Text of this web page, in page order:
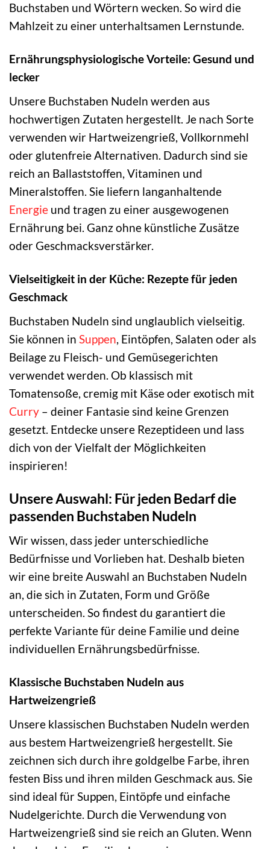
Buchstaben und Wörtern wecken. So wird die
Mahlzeit zu einer unterhaltsamen Lernstunde.
Ernährungsphysiologische Vorteile: Gesund und
lecker
Unsere Buchstaben Nudeln werden aus
hochwertigen Zutaten hergestellt. Je nach Sorte
verwenden wir Hartweizengrieß, Vollkornmehl
oder glutenfreie Alternativen. Dadurch sind sie
reich an Ballaststoffen, Vitaminen und
Mineralstoffen. Sie liefern langanhaltende
Energie und tragen zu einer ausgewogenen
Ernährung bei. Ganz ohne künstliche Zusätze
oder Geschmacksverstärker.
Vielseitigkeit in der Küche: Rezepte für jeden
Geschmack
Buchstaben Nudeln sind unglaublich vielseitig.
Sie können in Suppen , Eintöpfen, Salaten oder als
Beilage zu Fleisch- und Gemüsegerichten
verwendet werden. Ob klassisch mit
Tomatensoße, cremig mit Käse oder exotisch mit
Curry – deiner Fantasie sind keine Grenzen
gesetzt. Entdecke unsere Rezeptideen und lass
dich von der Vielfalt der Möglichkeiten
inspirieren!
Unsere Auswahl: Für jeden Bedarf die
passenden Buchstaben Nudeln
Wir wissen, dass jeder unterschiedliche
Bedürfnisse und Vorlieben hat. Deshalb bieten
wir eine breite Auswahl an Buchstaben Nudeln
an, die sich in Zutaten, Form und Größe
unterscheiden. So findest du garantiert die
perfekte Variante für deine Familie und deine
individuellen Ernährungsbedürfnisse.
Klassische Buchstaben Nudeln aus
Hartweizengrieß
Unsere klassischen Buchstaben Nudeln werden
aus bestem Hartweizengrieß hergestellt. Sie
zeichnen sich durch ihre goldgelbe Farbe, ihren
festen Biss und ihren milden Geschmack aus. Sie
sind ideal für Suppen, Eintöpfe und einfache
Nudelgerichte. Durch die Verwendung von
Hartweizengrieß sind sie reich an Gluten. Wenn